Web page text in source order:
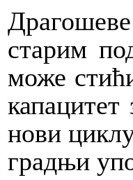
старим
може
нови
градњи